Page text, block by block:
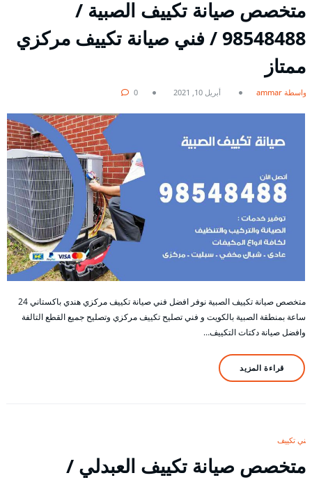
متخصص صيانة تكييف الصبية /
98548488 / فني صيانة تكييف مركزي
ممتاز
بواسطة ammar أبريل 10, 2021 0
متخصص صيانة تكييف الصبية نوفر افضل فني صيانة تكييف مركزي هندي باكستاني 24
ساعة بمنطقة الصبية بالكويت و فني تصليح تكييف مركزي وتصليح جميع القطع التالفة
وافضل صيانة دكتات التكييف…
قراءة المزيد
فني تكييف
متخصص صيانة تكييف العبدلي /